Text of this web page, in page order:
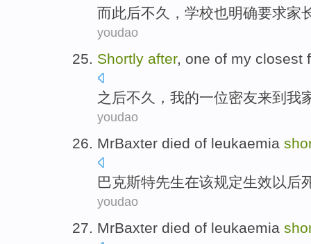
而此后不久，学校也明确要求家
youdao
Shortly after, one of my closest
之后不久 ， 我的一位密友来到 我
youdao
MrBaxter died of leukaemia
巴克斯特先生在该规定生效以后
youdao
MrBaxter died of leukaemia